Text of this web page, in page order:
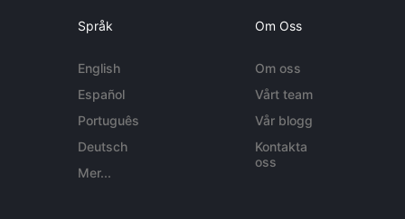
Språk
English
Español
Português
Deutsch
Mer...
Om Oss
Om oss
Vårt team
Vår blogg
Kontakta
oss